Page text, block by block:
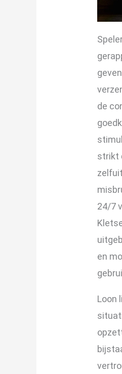
de
strikt
24/7
en
Loon